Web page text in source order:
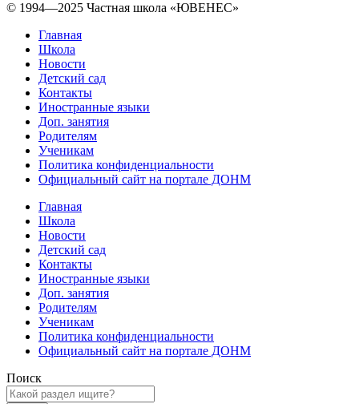
© 1994—2025 Частная школа «ЮВЕНЕС»
Главная
Школа
Новости
Детский сад
Контакты
Иностранные языки
Доп. занятия
Родителям
Ученикам
Политика конфиденциальности
Официальный сайт на портале ДОНМ
Главная
Школа
Новости
Детский сад
Контакты
Иностранные языки
Доп. занятия
Родителям
Ученикам
Политика конфиденциальности
Официальный сайт на портале ДОНМ
Поиск